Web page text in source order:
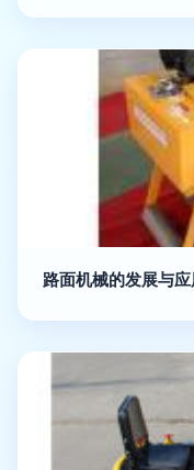
路面机械的发展与